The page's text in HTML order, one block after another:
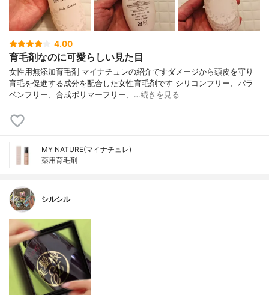
4.00
育毛剤なのに可愛らしい見た目
女性用無添加育毛剤 マイナチュレの紹介ですダメージから頭皮を守り
育毛を促進する成分を配合した女性育毛剤です シリコンフリー、パラ
ベンフリー、合成ポリマーフリー、…続きを見る
MY NATURE(マイナチュレ)
薬用育毛剤
シルシル